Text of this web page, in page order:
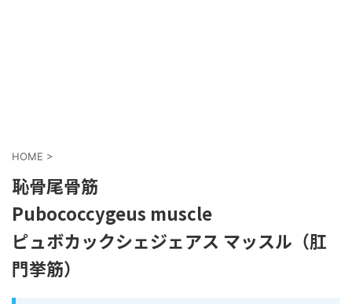
HOME >
恥骨尾骨筋
Pubococcygeus muscle
ピュボカックシェジェアス マッスル（肛
門挙筋）